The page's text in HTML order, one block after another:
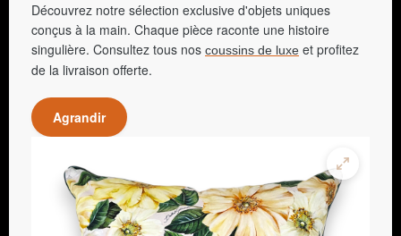
Découvrez notre sélection exclusive d'objets uniques
conçus à la main. Chaque pièce raconte une histoire
singulière. Consultez tous nos coussins de luxe et profitez
de la livraison offerte.
Agrandir